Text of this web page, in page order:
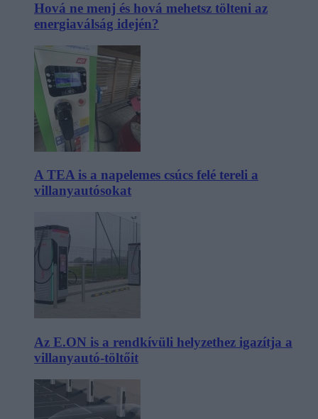
Hová ne menj és hová mehetsz tölteni az
energiaválság idején?
A TEA is a napelemes csúcs felé tereli a
villanyautósokat
Az E.ON is a rendkívüli helyzethez igazítja a
villanyautó-töltőit